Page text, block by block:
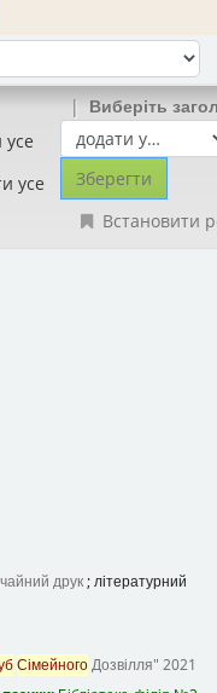
усе
Виберіть
Встановити
друк; літературний
СімейногоДозвілля" 2021